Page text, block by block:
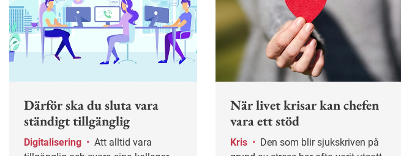
Därför ska du sluta vara
ständigt tillgänglig
Digitalisering •
När livet krisar kan chefen
vara ett stöd
Kris •